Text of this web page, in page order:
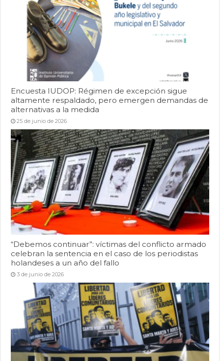
Encuesta IUDOP: Régimen de excepción sigue
altamente respaldado, pero emergen demandas de
alternativas a la medida
25 de junio de 2026
“Debemos continuar”: víctimas del conflicto armado
celebran la sentencia en el caso de los periodistas
holandeses a un año del fallo
3 de junio de 2026